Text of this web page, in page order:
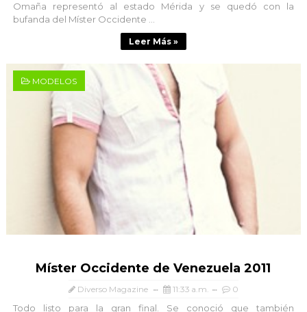
Omaña representó al estado Mérida y se quedó con la
bufanda del Míster Occidente ...
Leer Más »
MODELOS
Míster Occidente de Venezuela 2011
Diverso Magazine 11:33 a.m. 0
Todo listo para la gran final. Se conoció que también